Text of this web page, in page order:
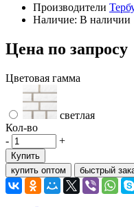
Производители
Наличие: В наличии
Цена по запросу
Цветовая гамма
светлая
Кол-во
-
+
Купить
купить оптом
быстрый